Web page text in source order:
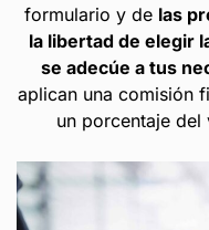
formulario y de las
la libertad de elegir
se adecúe a tus
aplican una comisión
un porcentaje